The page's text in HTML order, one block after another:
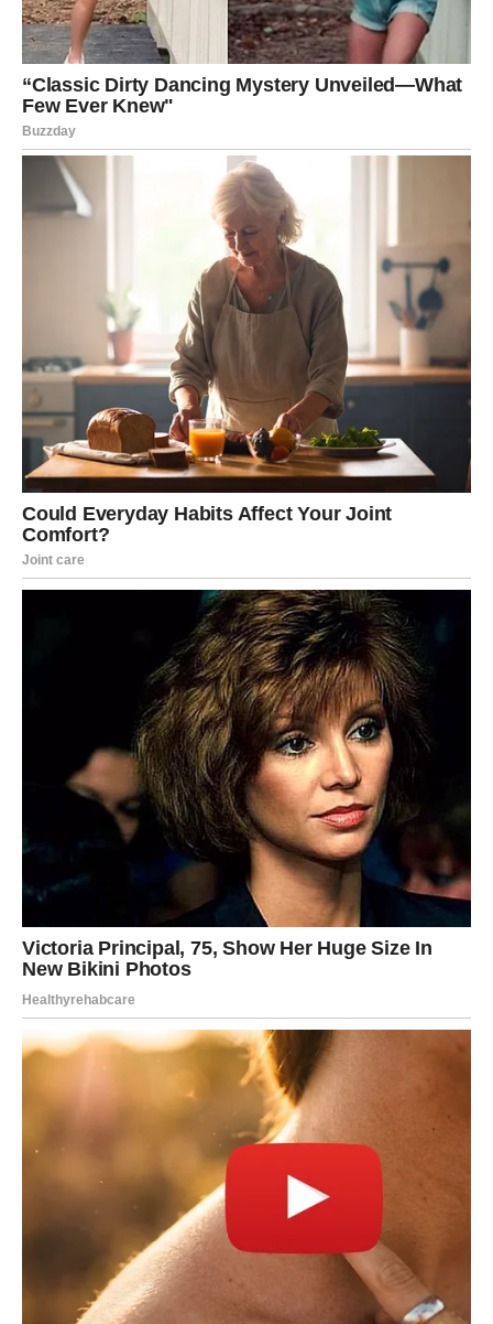
Priča Paul i Ane deluje kao inspiracija za mnoge. Ova priča
nas uči daprava ljubav zahteva hrabrost, razumevanje i
odgovornost. Iako su njihovi putevi bili ispunjeni izazovima,
njihova sposobnost da se suoče s prošlošću i izgrade bolju
budućnost zajedno pokazuje snagu ljudske duše. Oni su
naučili da ljubav ne opravdava sve, i da istinska sreća dolazi iz
poštovanja prema sebi i drugima, bez obzira na okolnosti.
U svakom slučaju, njihova priča je podsetnik da ljubav može
rasti u najneočekivanijim uslovima, ali da je važno imati na
umu da svaka odluka nosi svoje posledice. Ljubav može
doneti sreću, ali i izazove, i važno je biti svestan svih aspekata
koje ona nosi.